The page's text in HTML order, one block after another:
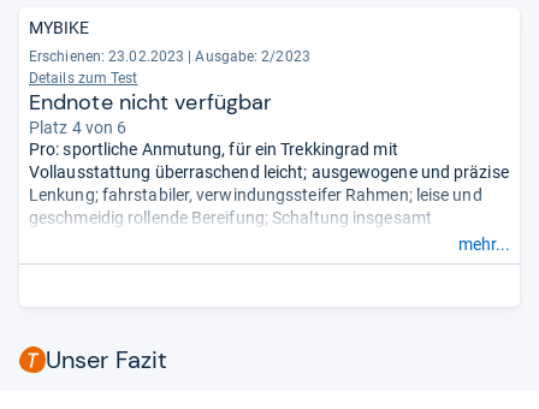
MYBIKE
Erschienen: 23.02.2023 | Ausgabe: 2/2023
Details zum Test
Endnote nicht verfügbar
Platz 4 von 6
Pro: sportliche Anmutung, für ein Trekkingrad mit
Vollausstattung überraschend leicht; ausgewogene und präzise
Lenkung; fahrstabiler, verwindungssteifer Rahmen; leise und
geschmeidig rollende Bereifung; Schaltung insgesamt
Contra: Traktion der Bereifung auf nassem und losem
schwacher Gepäckträger; Microshift-Schaltung weniger exakt
geringe Gangspreizung, für steile Anstiege nicht
empfehlenswert; Spritzschützer-Streben nicht justierbar;
mehr...
Unser Fazit